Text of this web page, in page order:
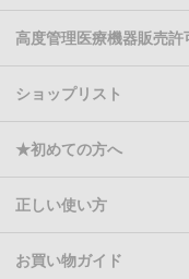
高度管理医療機器販売許
ショップリスト
★初めての方へ
正しい使い方
お買い物ガイド